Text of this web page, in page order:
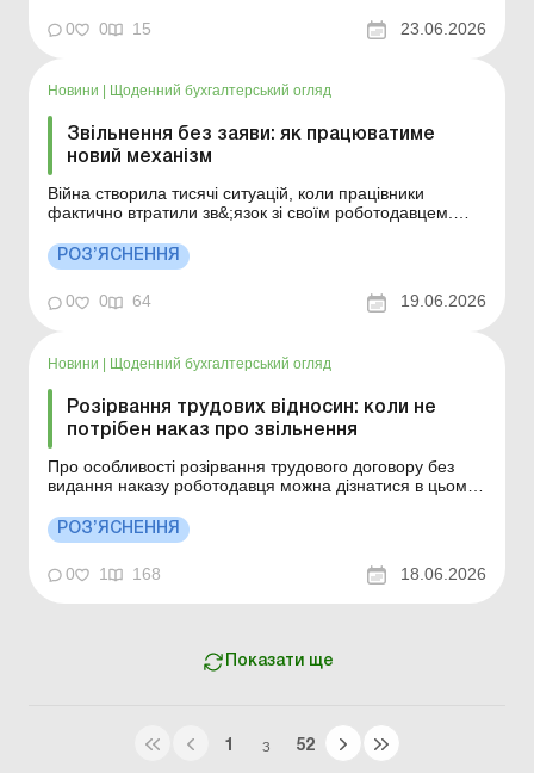
перебування дітей інформаційно-роз’яснювальні
заходи, під час яких консультували з питань прав
0 0 15 23.06.2026
Новини Щоденний бухгалтерський огляд
Звільнення без заяви: як працюватиме
новий механізм
Війна створила тисячі ситуацій, коли працівники
фактично втратили зв&;язок зі своїм роботодавцем.
керівництво виїхало, кадрова документація недоступна,
а працівник формально продовжує перебувати у
трудових відносинах. Більше за темою: Оформлення ...
РОЗ’ЯСНЕННЯ
0 0 64 19.06.2026
Новини | Щоденний бухгалтерський огляд
Розірвання трудових відносин: коли не
потрібен наказ про звільнення
Про особливості розірвання трудового договору без
видання наказу роботодавця можна дізнатися в цьому
відносин в електронній формі: експериментальний
проєкт Невикористані щорічні відпустки за попередні
роки Наказ про звільнення: як тепер зазнача...
РОЗ’ЯСНЕННЯ
0 1 168 18.06.2026
Показати ще
1 З 52